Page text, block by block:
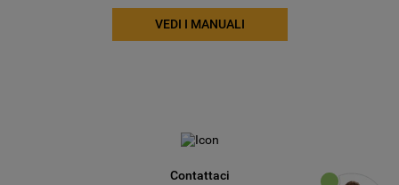
VEDI I MANUALI
Contattaci